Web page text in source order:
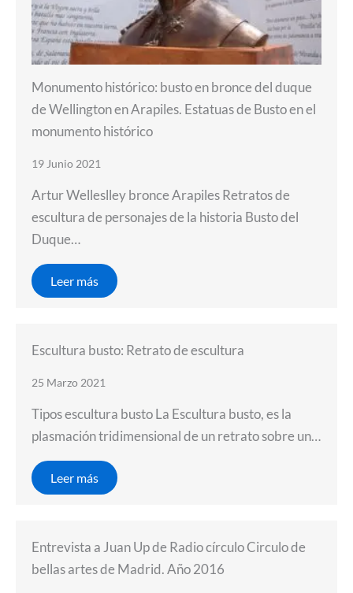
Monumento histórico: busto en bronce del duque
de Wellington en Arapiles. Estatuas de Busto en el
monumento histórico
19 Junio 2021
Artur Welleslley bronce Arapiles Retratos de
escultura de personajes de la historia Busto del
Duque…
Leer más
Escultura busto: Retrato de escultura
25 Marzo 2021
Tipos escultura busto La Escultura busto, es la
plasmación tridimensional de un retrato sobre un…
Leer más
Entrevista a Juan Up de Radio círculo Circulo de
bellas artes de Madrid. Año 2016